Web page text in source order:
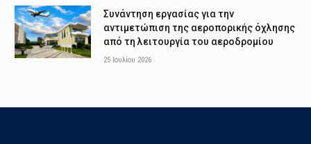
Συνάντηση εργασίας για την
αντιμετώπιση της αεροπορικής όχλησης
από τη λειτουργία του αεροδρομίου
25 Ιουλίου 2026